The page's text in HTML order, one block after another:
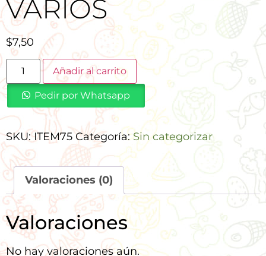
VARIOS
$7,50
Añadir al carrito
Pedir por Whatsapp
SKU:ITEM75 Categoría:Sin categorizar
Valoraciones (0)
Valoraciones
No hay valoraciones aún.